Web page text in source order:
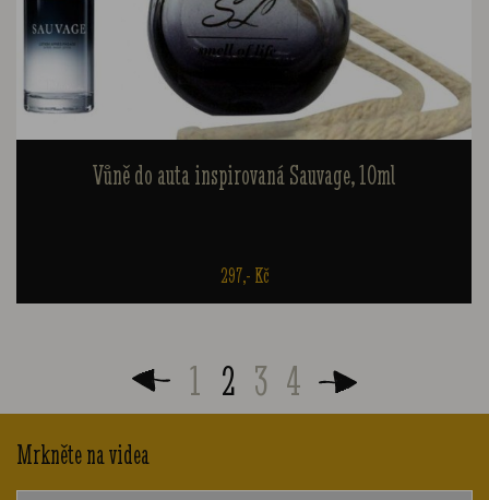
Vůně do auta inspirovaná Sauvage, 10ml
297,- Kč
1 2 3 4
Mrkněte na videa